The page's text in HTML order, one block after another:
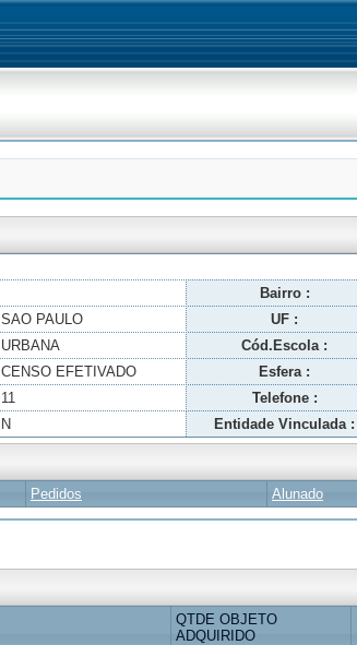
Bairro :
SAO PAULO UF :
URBANA Cód.Escola :
CENSO EFETIVADO Esfera :
11 Telefone :
N Entidade Vinculada :
Pedidos Alunado
QTDE OBJETO
ADQUIRIDO